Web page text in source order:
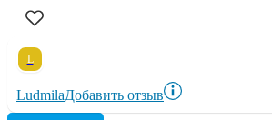
L
LudmilaДобавить отзыв